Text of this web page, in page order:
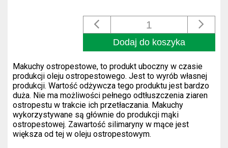
Dodaj do koszyka
Makuchy ostropestowe, to produkt uboczny w czasie
produkcji oleju ostropestowego. Jest to wyrób własnej
produkcji. Wartość odżywcza tego produktu jest bardzo
duża. Nie ma możliwości pełnego odtłuszczenia ziaren
ostropestu w trakcie ich przetłaczania. Makuchy
wykorzystywane są głównie do produkcji mąki
ostropestowej. Zawartość silimaryny w mące jest
większa od tej w oleju ostropestowym.